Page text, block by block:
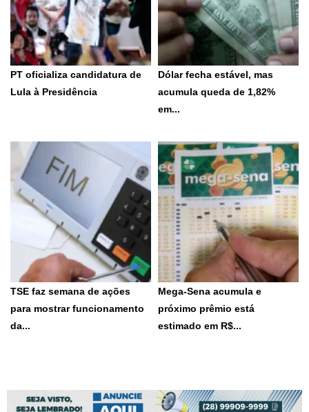
PT oficializa candidatura de
Lula à Presidência
chapa como candidato à Vice-
Presidência...
3 de agosto de 2026
Dólar fecha estável, mas
acumula queda de 1,82%
em...
Bolsa sobe 3,5% no mês e
petróleo salta mais...
3 de agosto de 2026
TSE faz semana de ações
para mostrar funcionamento
da...
3 de agosto de 2026
Mega-Sena acumula e
próximo prêmio está
estimado em R$...
31 de julho de 2026